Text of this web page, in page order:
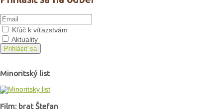
Kľúč k víťazstvám
Aktuality
Prihlásiť sa
Minoritský list
Film: brat Štefan